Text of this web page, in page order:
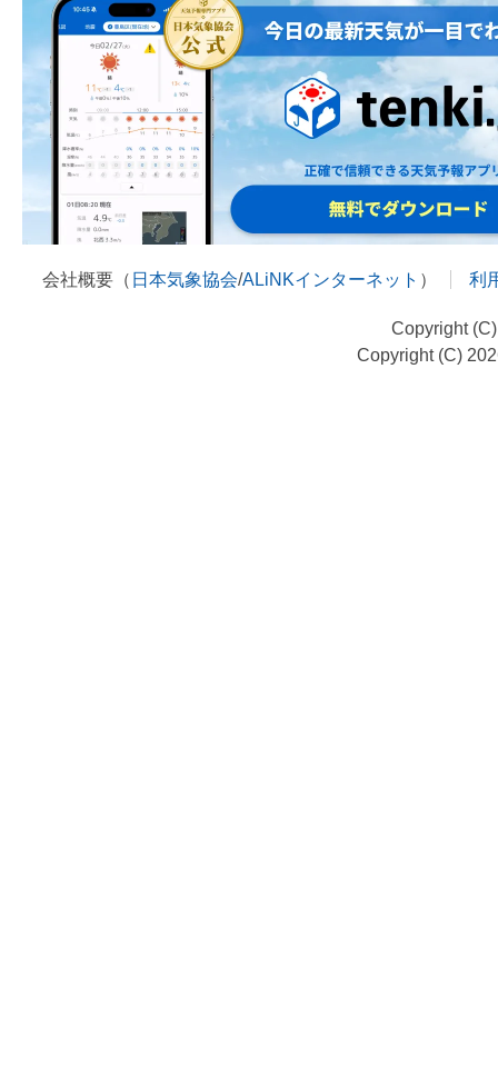
会社概要（ 日本気象協会/ALiNKインターネット ） 利
Copyright
Copyright (C)